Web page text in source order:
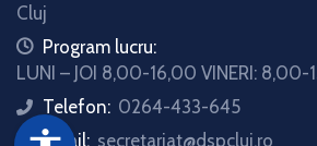
Cluj
iconProgram lucru:
LUNI – JOI 8,00-16,00 VINERI: 8,00-
icon
Telefon: 0264-433-645
icon
Email: secretariat@dspcluj.ro